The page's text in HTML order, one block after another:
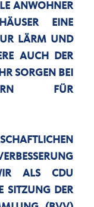
ANWOHNER
EINE
LÄRM UND D
AUCH DER F
SORGEN BEI Z
FÜR V
ALS CDU
SITZUNG DER